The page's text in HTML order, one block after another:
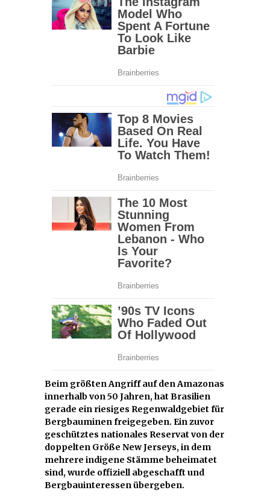
Beim größten Angriff auf den Amazonas
innerhalb von 50 Jahren, hat Brasilien
gerade ein riesiges Regenwaldgebiet für
Bergbauminen freigegeben. Ein zuvor
geschütztes nationales Reservat von der
doppelten Größe New Jerseys, in dem
mehrere indigene Stämme beheimatet
sind, wurde offiziell abgeschafft und
Bergbauinteressen übergeben.